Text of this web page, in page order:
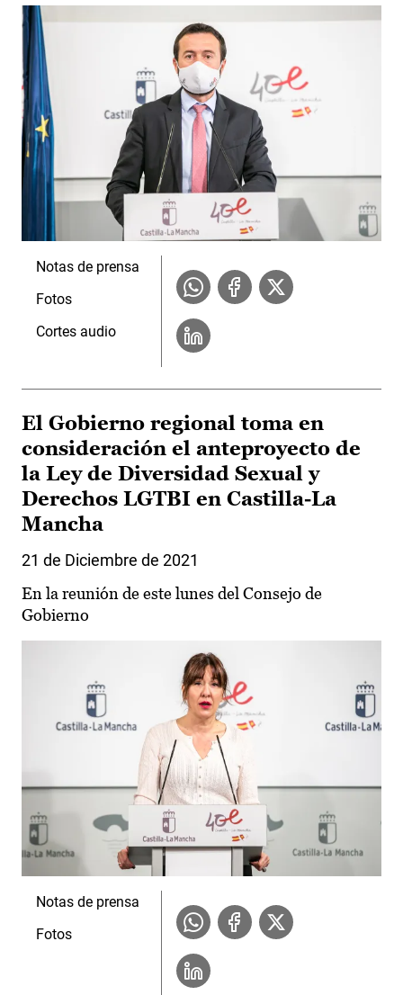
Notas de prensa
Fotos
Cortes audio
El Gobierno regional toma en
consideración el anteproyecto de
la Ley de Diversidad Sexual y
Derechos LGTBI en Castilla-La
Mancha
21 de Diciembre de 2021
En la reunión de este lunes del Consejo de
Gobierno
Notas de prensa
Fotos